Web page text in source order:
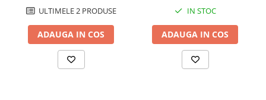
ULTIMELE 2 PRODUSE
ADAUGA IN COS
IN STOC
ADAUGA IN COS